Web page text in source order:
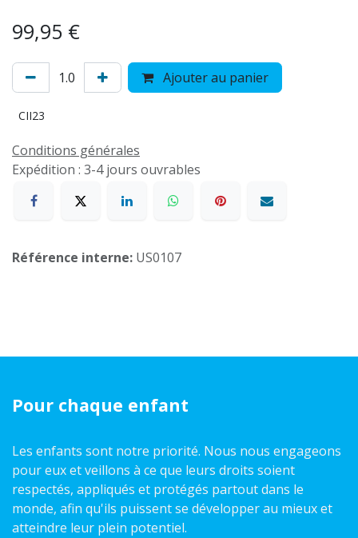
99,95 €
Ajouter au panier
CII23
Conditions générales
Expédition : 3-4 jours ouvrables
Référence interne: US0107
Pour chaque enfant
Les enfants sont notre priorité. Nous nous engageons
pour eux et veillons à ce que leurs droits soient
respectés, appliqués et protégés partout dans le
monde, afin qu'ils puissent se développer au mieux et
atteindre leur plein potentiel.